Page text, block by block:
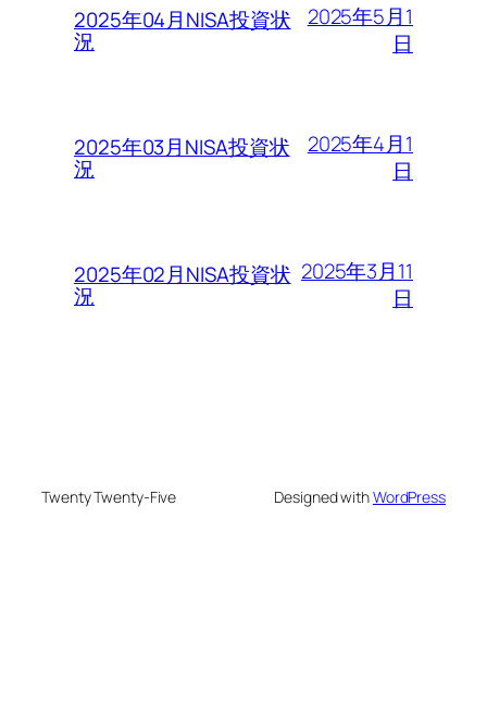
2025年04月NISA投資状
況
2025年5月1
日
2025年03月NISA投資状
況
2025年4月1
日
2025年02月NISA投資状
況
2025年3月11
日
Twenty Twenty-Five Designed withWordPress